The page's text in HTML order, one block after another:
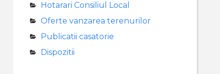
Hotarari Consiliul Local
Oferte vanzarea terenurilor
Publicatii casatorie
Dispozitii